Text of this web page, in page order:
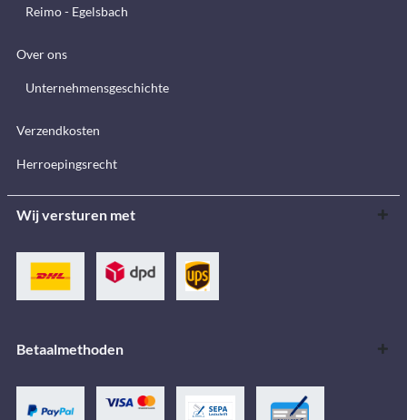
Reimo - Egelsbach
Over ons
Unternehmensgeschichte
Verzendkosten
Herroepingsrecht
Wij versturen met
Betaalmethoden